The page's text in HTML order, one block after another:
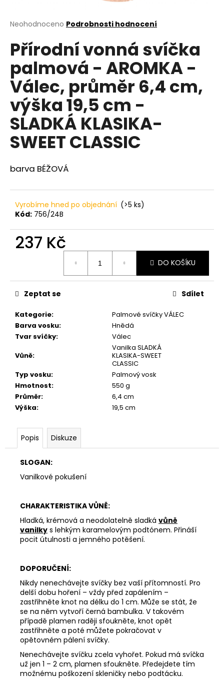
Průměrné
produktu
je
5
hvězdiček.
Neohodnoceno Podrobnosti hodnocení
Přírodní vonná svíčka
palmová - AROMKA -
Válec, průměr 6,4 cm,
výška 19,5 cm -
SLADKÁ KLASIKA-
SWEET CLASSIC
barva BÉŽOVÁ
Vyrobíme hned po objednání (>5 ks)
Kód: 756/24B
237 Kč
DO KOŠÍKU
Kategorie:
Palmové svíčky VÁLEC
Barva vosku:
Hnědá
Tvar svíčky:
Válec
Vůně:
Vanilka SLADKÁ
KLASIKA-SWEET
CLASSIC
Typ vosku:
Palmový vosk
Hmotnost:
550 g
Průměr:
6,4 cm
Výška: 19,5 cm
Zeptat se Sdílet
Popis Diskuze
SLOGAN:
Vanilkové pokušení
CHARAKTERISTIKA VŮNĚ:
Hladká, krémová a neodolatelně sladká vůně
vanilky s lehkým karamelovým podtónem. Přináší
pocit útulnosti a jemného potěšení.
DOPORUČENÍ:
Nikdy nenechávejte svíčky bez vaší přítomností. Pro
delší dobu hoření – vždy před zapálením –
zastřihněte knot na délku do 1 cm. Může se stát, že
se na něm vytvoří černá bambulka. V takovém
případě plamen raději sfoukněte, knot opět
zastřihněte a poté můžete pokračovat v
opětovném pálení svíčky.
Nenechávejte svíčku zcela vyhořet. Pokud má svíčka
už jen 1 – 2 cm, plamen sfoukněte. Předejdete tím
možnému poškození skleničky nebo podtácku.
j
t
?
HLEDAT
o
o
u
č
u
e
PŘÍRODNÍ
VONNÁ
SVÍČKA
SÓJOVÁ
AROMKA
RECYKLOVANÉ
SKLO,
250
ML
KVĚT
257